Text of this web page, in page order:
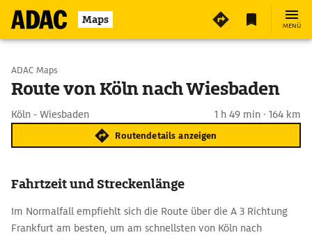
Maps MENÜ
Start wählen
ADAC Maps
Route von Köln nach Wiesbaden
Köln - Wiesbaden 1 h 49 min · 164 km
Routendetails anzeigen
Fahrtzeit und Streckenlänge
Im Normalfall empfiehlt sich die Route über die A 3 Richtung
Frankfurt am besten, um am schnellsten von Köln nach